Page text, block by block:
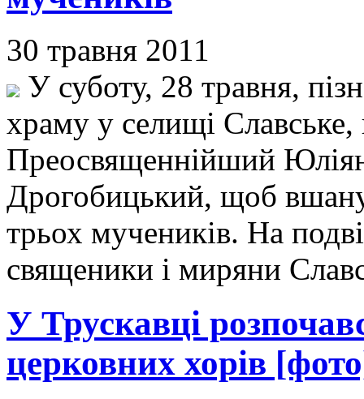
30 травня 2011
У суботу, 28 травня,
храму у селищі
Преосвященнійший
Дрогобицький, щоб
трьох мучеників. На
священики і миряни
У Трускавці
церковних хорів